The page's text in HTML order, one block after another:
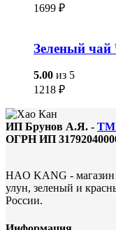
1699 ₽
Зеленый
5.00 из 5
1218 ₽
ИП Брунов А.Я. - ТМ
ОГРН ИП
HAO KANG - магазин
улун, зеленый и
России.